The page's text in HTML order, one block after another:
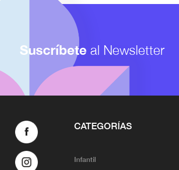
Suscríbete al Newsletter
CATEGORÍAS
Infantil